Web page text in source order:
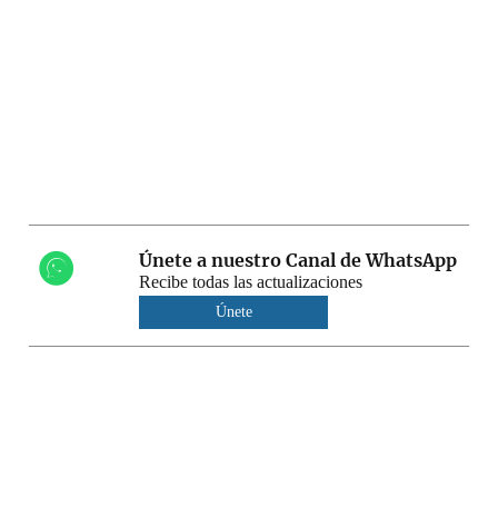
Únete a nuestro Canal de WhatsApp
Recibe todas las actualizaciones
Únete